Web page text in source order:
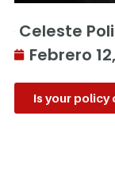
Celeste
Febrero
Is your